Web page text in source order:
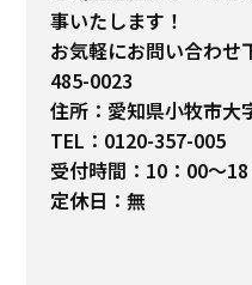
事いたします！
お気軽にお問い合わせ
485-0023
住所：愛知県小牧市大
TEL：0120-357-005
受付時間：10：00～
定休日：無